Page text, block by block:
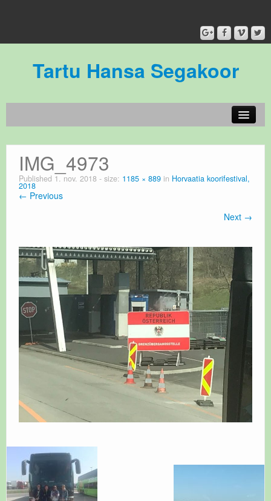
Tartu Hansa Segakoor
Meie inimesed
Galerii
IMG_4973
Published 1. nov. 2018 - size: 1185 × 889 in Horvaatia koorifestival,
2018
← Previous
Next →